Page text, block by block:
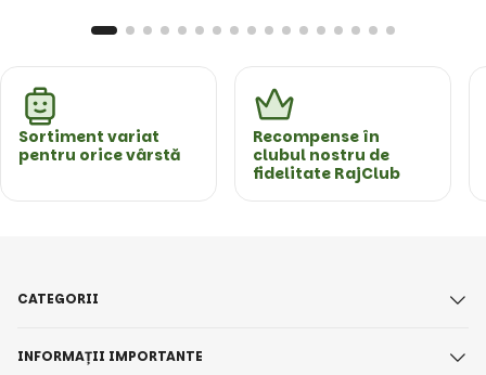
Sortiment variat
pentru orice vârstă
Recompense în
clubul nostru de
fidelitate RajClub
CATEGORII
INFORMAȚII IMPORTANTE